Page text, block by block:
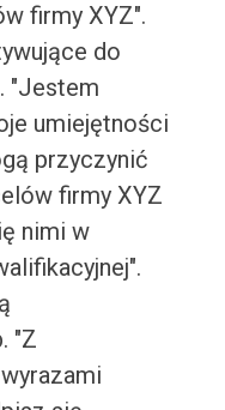
firmy XYZ".
do
"Jestem
umiejętności
przyczynić
firmy XYZ
nimi w
"Z